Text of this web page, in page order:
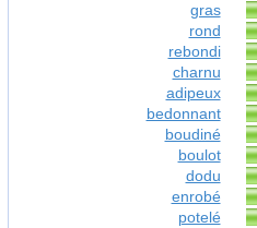
gras
rond
rebondi
charnu
adipeux
bedonnant
boudiné
boulot
dodu
enrobé
potelé